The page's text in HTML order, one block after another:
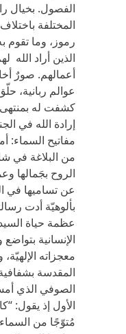
الفصول. بخيال
المختلفة
رموز، وما تقوم
الذين أراد الله
أعمالهم. صورٌ
عوالم ربانية،
كشفت له بمنتهى
إرادة الله في
مفاتيح السماء:
من البلاغة في
الروح بجَمالها
عن تساميها في
بألوهيّة أدت
عظمة حياة
الإنسانية
معجزاته
المقدسة
الصوفي الذي
الأول إذ يقول:
مُتوّجًا من